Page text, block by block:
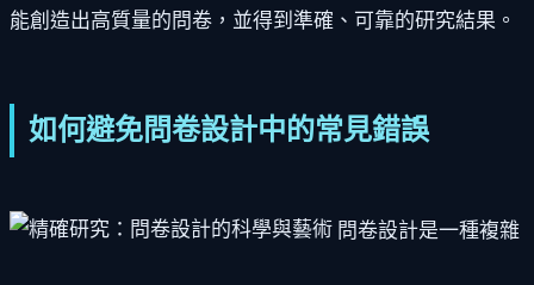
能創造出高質量的問卷，並得到準確、可靠的研究結果。
如何避免問卷設計中的常見錯誤
問卷設計是一種複雜